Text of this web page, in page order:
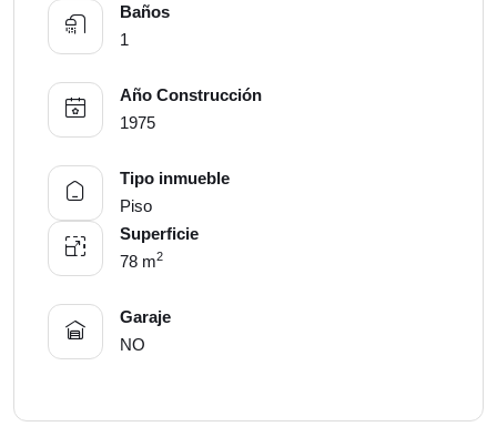
Baños
1
Año Construcción
1975
Tipo inmueble
Piso
Superficie
78 m2
Garaje
NO